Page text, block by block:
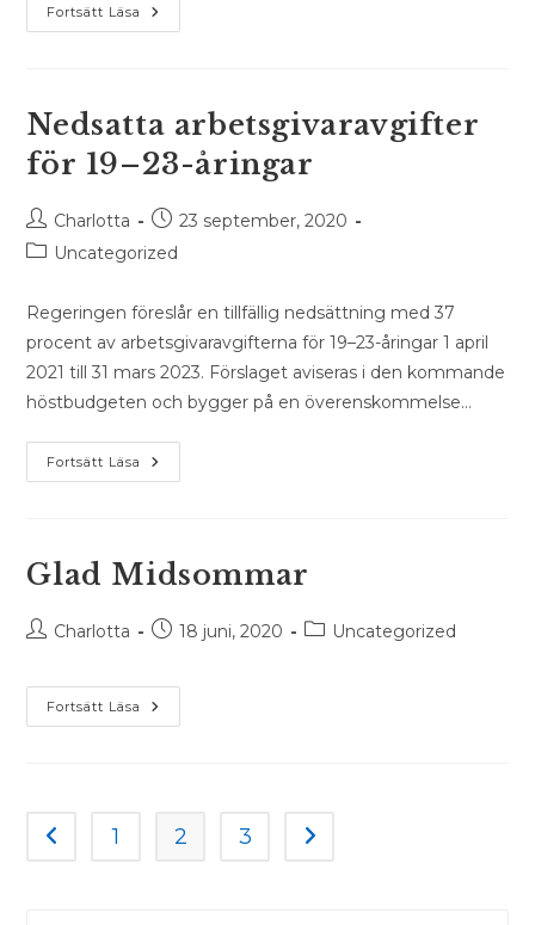
Fortsätt Läsa Tillväxtverket
Varnar
Nedsatta arbetsgivaravgifter
för 19–23-åringar
Inläggsförfattare:
Charlotta
Inlägget
publicerat:
23 september, 2020
Inläggskategori:
Uncategorized
Regeringen föreslår en tillfällig nedsättning med 37
procent av arbetsgivaravgifterna för 19–23-åringar 1 april
2021 till 31 mars 2023. Förslaget aviseras i den kommande
höstbudgeten och bygger på en överenskommelse…
Fortsätt Läsa Nedsatta
Arbetsgivaravgifter
Glad Midsommar
Inläggsförfattare:
Charlotta
Inlägget
18 juni, 2020 Inläggskategori:
Uncategorized
Fortsätt Läsa Glad
Midsommar
Gå till föregående sida
1 2 3 Gå till nästa sida